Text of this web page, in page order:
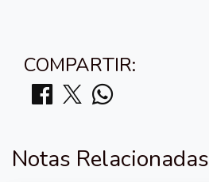
COMPARTIR:
Notas Relacionadas